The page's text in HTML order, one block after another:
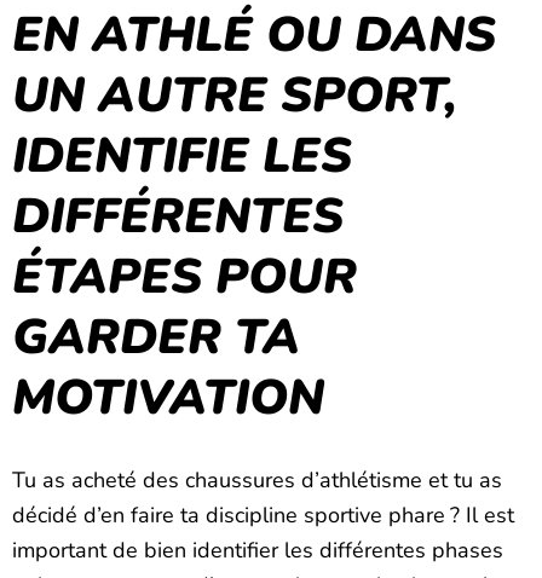
EN ATHLÉ OU DANS
UN AUTRE SPORT,
IDENTIFIE LES
DIFFÉRENTES
ÉTAPES POUR
GARDER TA
MOTIVATION
Tu as acheté des chaussures d’athlétisme et tu as
décidé d’en faire ta discipline sportive phare ? Il est
important de bien identifier les différentes phases